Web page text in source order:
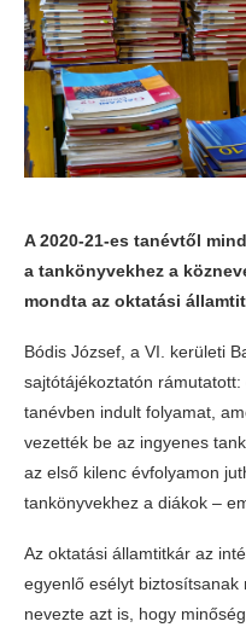
A 2020-21-es tanévtől
a tankönyvekhez a
mondta az oktatási
Bódis József, a VI. kerületi
sajtótájékoztatón
tanévben indult folyamat,
vezették be az ingyenes
az első kilenc évfolyamon
tankönyvekhez a diákok –
Az oktatási államtitkár az
egyenlő esélyt
nevezte azt is, hogy